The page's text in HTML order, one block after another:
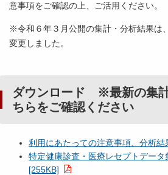
意事項をご確認の上、ご活用ください。
※令和６年３月公開の集計・分析結果は
変更しました。
ダウンロード ※最新の集
ちらをご確認ください
利用にあたっての注意事項、分析結
特定健康診査・医療レセプトデー
[255KB]